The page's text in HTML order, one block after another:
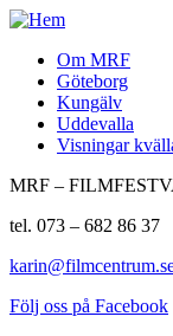
Om MRF
Göteborg
Kungälv
Uddevalla
Visningar
MRF –
tel. 073 – 682 86 37
Följ oss på Facebook